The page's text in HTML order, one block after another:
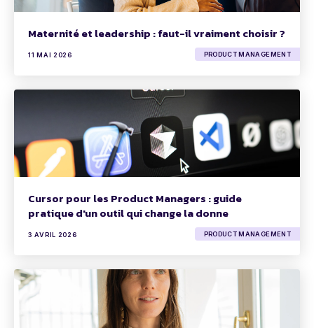
Maternité et leadership : faut-il vraiment choisir ?
11 MAI 2026 PRODUCT MANAGEMENT
Cursor pour les Product Managers : guide
pratique d'un outil qui change la donne
3 AVRIL 2026 PRODUCT MANAGEMENT